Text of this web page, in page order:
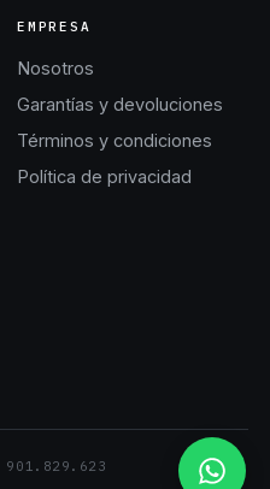
EMPRESA
Nosotros
Garantías y devoluciones
Términos y condiciones
Política de privacidad
901.829.623